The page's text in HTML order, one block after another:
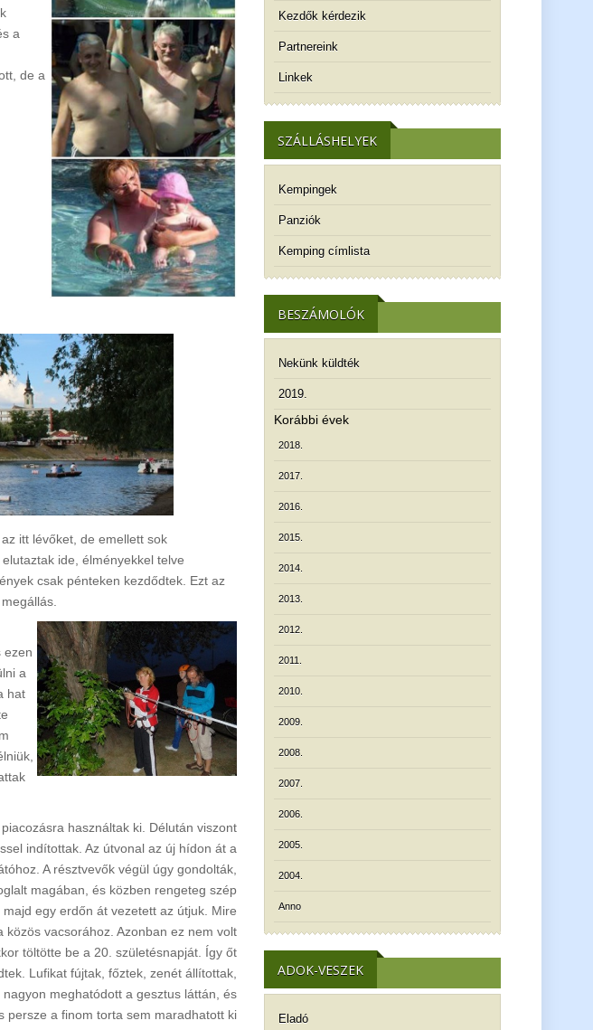
a
de a
itt lévőket, de emellett sok
ide, élményekkel telve
csak pénteken kezdődtek. Ezt az
ezen
a
hat
használtak ki. Délután viszont
indítottak. Az útvonal az új hídon át a
A résztvevők végül úgy gondolták,
magában, és közben rengeteg szép
egy erdőn át vezetett az útjuk. Mire
vacsorához. Azonban ez nem volt
töltötte be a 20. születésnapját. Így őt
Lufikat fújtak, főztek, zenét állítottak,
meghatódott a gesztus láttán, és
persze a finom torta sem maradhatott ki
Kezdők kérdezik
Partnereink
Linkek
SZÁLLÁSHELYEK
Kempingek
Panziók
Kemping címlista
BESZÁMOLÓK
Nekünk küldték
2019.
Korábbi évek
2018.
2017.
2016.
2015.
2014.
2013.
2012.
2011.
2010.
2009.
2008.
2007.
2006.
2005.
2004.
Anno
ADOK-VESZEK
Eladó